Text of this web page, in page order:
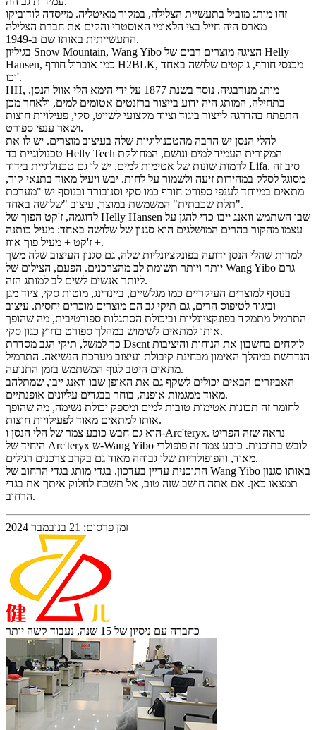
זהו מותג מוביל בתעשיית הצלילה, במקור מאיטליה. מייסדה לודוביקו
מארס היה חייל בצי הלאומי האוסטרי והקים את חברת הצלילה
התעשייתית באותו שם ב-1949.
בגיליון Snow Mountain, Wang Yibo הציגה מוצרים רבים של Helly
Hansen, כמו אוברול חורף H2BLK, מכנסי חורף, ג'קטים שלושה באחד
וכו'.
HH, מותג מנורבגיה, נוסד בשנת 1877 על ידי הימא הלי אוול הנסן.
בתחילה, המותג היה ידוע בייצור ברזנטים אטומים למים, ולאחר מכן
התפתח בהדרגה לייצור ביגוד וציוד מקצועי לשייט, סקי, פעילויות חוצות
ושאר ענפי ספורט.
להלי הנסן יש הרבה מהטכנולוגיות שלה בעיצוב מוצרים. יש לו את
טכנולוגיית בד Helly Tech המקורית העמיד למים ונושם, המחולקת
לרמות שונות של אטימות למים. יש לו גם טכנולוגיית בידוד Lifa. סיב זה
מסוגל לסלק במהירות זיעה ולשמור על לחות. יבש ויעיל מאוד בתנאי קור,
מתאים במיוחד לענפי ספורט חורף כמו סקי וסנובורד ובנוסף יש "מערכת
תלת שכבתית" המשמשת במוצר, עיצוב "שלושה באחד".
לדוגמה, ז'קט הפוך של Helly Hansen שבו השתמש וואנג ייבו כדי להגן על
עצמו מהקור בהרים המושלגים הוא סגנון של שלושה באחד: מעיל כותנה
+ ז'קט + מעיל פוך אווז.
למרות שהלי הנסן ידועה בפונקציונליות שלה, גם סגנון העיצוב שלה משך
יותר ויותר תשומת לב מהצרכנים. הפעם, הצילום של Wang Yibo גרם
ליותר אנשים לשים לב למותג הזה.
בנוסף למוצרים העיקריים כמו מגלשיים, ביינדינג, מוטות סקי, ציוד מגן
וביגוד לטיפוס הרים, גם תיקי גב הם מוצרים מוכרים יחסית. עיצוב
התרמיל מתמקד בפונקציונליות וביכולת הסתגלות ספורטיבית, מה שהופך
אותו למתאים לשימוש במהלך ספורט בחוץ כגון סקי.
כך למשל, תיקי הגב מסדרת Dscnt לוקחים בחשבון את הנוחות והיציבות
הנדרשת במהלך האימון מבחינת קיבולת ועיצוב מערכת הנשיאה. התרמיל
מתאים היטב לגוף המשתמש בזמן התנועה.
האביזרים הבאים יכולים לשקף גם את האופן שבו וואנג ייבו, שמתלהב
מאוד ממגמות אופנה, בוחר בבגדים עליונים אופנתיים.
לחומר זה תכונות אטימות טובות למים ומספק יכולת נשימה, מה שהופך
אותו למתאים מאוד לפעילויות חוצות.
הוא גם חבש כובע צמר של הלי הנסן ו-Arc'teryx. נראה שזה הפריט
היחיד של Arc'teryx ש-Wang Yibo לובש בתוכנית. כובע צמר זה פופולרי
מאוד, והפופולריות שלו גבוהה מאוד גם בקרב צרכנים רגילים.
התוכנית עדיין בעדכון. בגדי מותג בגדי הרחוב של Wang Yibo באותו סגנון
תמצאו כאן. אם אתה חושב שזה טוב, אל תשכח לחלוק איתך את בגדי
הרחוב.
זמן פרסום: 21 בנובמבר 2024
כחברה עם ניסיון של 15 שנה, נעבוד קשה יותר